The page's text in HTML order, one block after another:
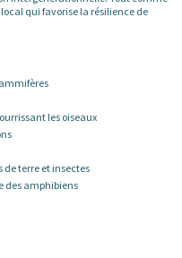
qui favorise la résilience de
les oiseaux
de terre et insectes
des amphibiens